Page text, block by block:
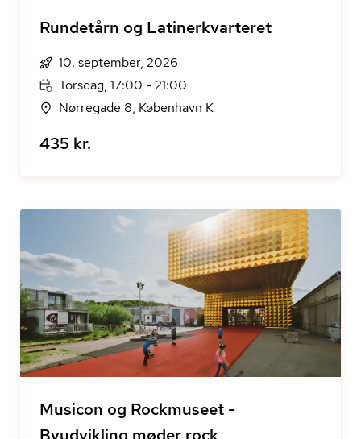
Rundetårn og Latinerkvarteret
10. september, 2026
Torsdag, 17:00 - 21:00
Nørregade 8, København K
435 kr.
Musicon og Rockmuseet -